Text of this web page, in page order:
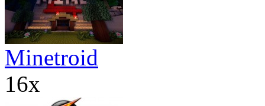
Minetroid
16x